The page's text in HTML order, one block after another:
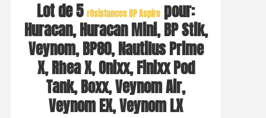
Lot de 5résistances BP Aspire pour:
Huracan, Huracan Mini, BP Stik,
Veynom, BP80, Nautilus Prime
X, Rhea X, Onixx, Finixx Pod
Tank, Boxx, Veynom Air,
Veynom EX, Veynom LX